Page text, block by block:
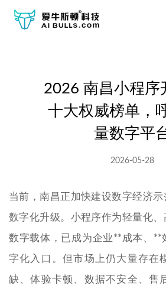
2026 南昌小程序
十大权威榜单，
量数字平
2026-05-28
当前，南昌正加快建设数字经济
数字化升级。小程序作为轻量化
数字载体，已成为企业**成本、**
字化入口。但市场上仍大量存在
缺、体验卡顿、数据不安全、售